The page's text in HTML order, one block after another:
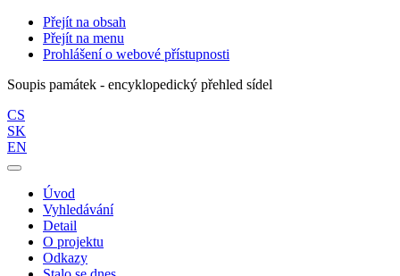
Přejít na obsah
Přejít na menu
Prohlášení o webové přístupnosti
Soupis památek - encyklopedický přehled sídel
CS
SK
EN
Úvod
Vyhledávání
Detail
O projektu
Odkazy